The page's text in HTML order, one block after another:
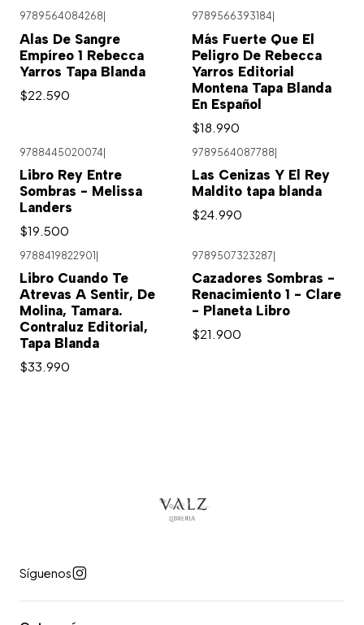
9789564084268
Alas De Sangre
Empíreo 1 Rebecca
Yarros Tapa Blanda
$22.590
9789566393184
Más Fuerte Que El
Peligro De Rebecca
Yarros Editorial
Montena Tapa Blanda
En Español
$18.990
9788445020074|
Libro Rey Entre
Sombras - Melissa
Landers
$19.500
9789564087788|
Las Cenizas Y El Rey
Maldito tapa blanda
$24.990
9788419822901
Libro Cuando Te
Atrevas A Sentir, De
Molina, Tamara.
Contraluz Editorial,
Tapa Blanda
$33.990
9789507323287
Cazadores Sombras -
Renacimiento 1 - Clare
- Planeta Libro
$21.900
Síguenos